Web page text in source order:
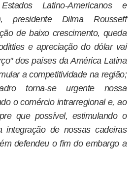
Latino-Americanos e
presidente Dilma Rousseff
de baixo crescimento, queda
e apreciação do dólar vai
dos países da América Latina
a competitividade na região;
torna-se urgente nossa
o comércio intrarregional e, ao
que possível, estimulando o
integração de nossas cadeiras
defendeu o fim do embargo a